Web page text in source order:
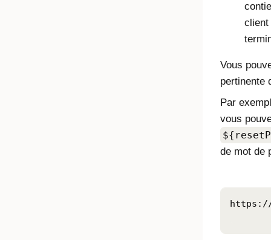
client
Vous
pertinente
Par
vous
de mot de
https://